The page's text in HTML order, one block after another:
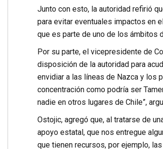
Junto con esto, la autoridad refirió
para evitar eventuales impactos en
que es parte de uno de los ámbitos
Por su parte, el vicepresidente de
disposición de la autoridad para
envidiar a las líneas de Nazca y los
concentración como podría ser
nadie en otros lugares de Chile”,
Ostojic, agregó que, al tratarse de
apoyo estatal, que nos entregue
que tienen recursos, por ejemplo,